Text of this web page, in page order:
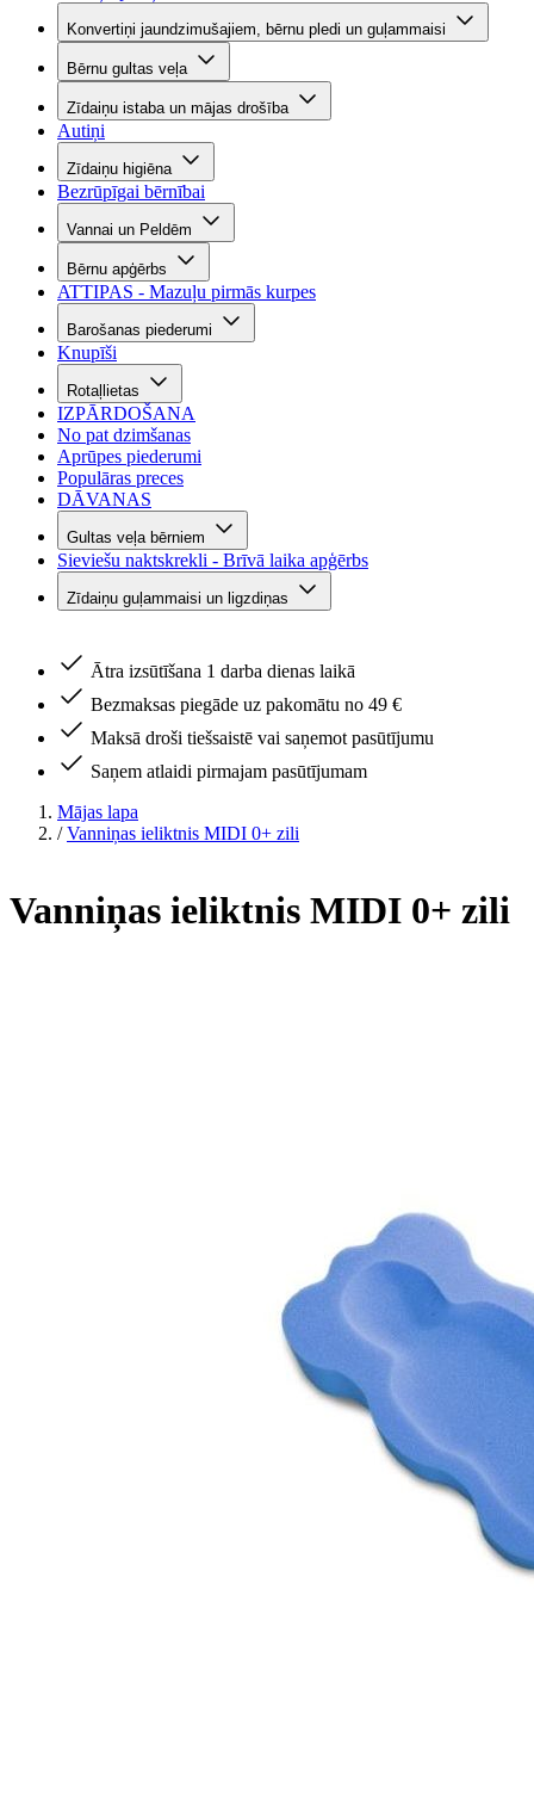
Konvertiņi jaundzimušajiem, bērnu pledi un guļammaisi
Bērnu gultas veļa
Zīdaiņu istaba un mājas drošība
Autiņi
Zīdaiņu higiēna
Bezrūpīgai bērnībai
Vannai un Peldēm
Bērnu apģērbs
ATTIPAS - Mazuļu pirmās kurpes
Barošanas piederumi
Knupīši
Rotaļlietas
IZPĀRDOŠANA
No pat dzimšanas
Aprūpes piederumi
Populāras preces
DĀVANAS
Gultas veļa bērniem
Sieviešu naktskrekli - Brīvā laika apģērbs
Zīdaiņu guļammaisi un ligzdiņas
Ātra izsūtīšana 1 darba dienas laikā
Bezmaksas piegāde uz pakomātu no 49 €
Maksā droši tiešsaistē vai saņemot pasūtījumu
Saņem atlaidi pirmajam pasūtījumam
Mājas lapa
/ Vanniņas ieliktnis MIDI 0+ zili
Vanniņas ieliktnis MIDI 0+ zili